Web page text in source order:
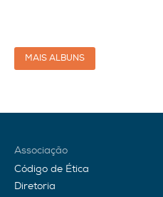
MAIS ALBUNS
Associação
Código de Ética
Diretoria